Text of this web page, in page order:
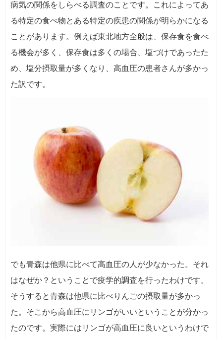
病気の関係をしらべる調査のことです。これによってあ
る特定の食べ物とある特定の疾患の関係が明らかになる
ことがあります。例えば東北地方全般は、保存食を食べ
る機会が多く、保存食は多くの場合、塩づけであったた
め、塩分摂取量が多くなり、高血圧の患者さんが多かっ
た訳です。
でも青森は他県に比べて高血圧の人が少なかった。それ
はなぜか？ということで疫学的調査を行ったわけです。
そうすると青森は他県に比べりんごの摂取量が多かっ
た。そこから高血圧にリンゴがいいということが分かっ
たのです。実際にはリンゴが高血圧に良いというわけで